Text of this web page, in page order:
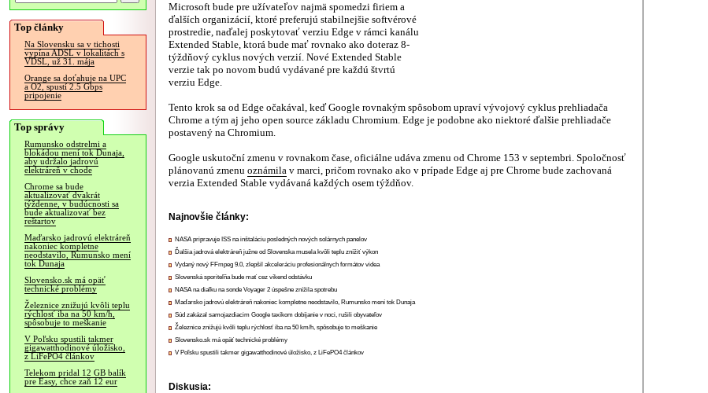
Top články
Na Slovensku sa v tichosti
vypína ADSL v lokalitách s
VDSL, už 31. mája
Orange sa doťahuje na UPC
a O2, spustí 2.5 Gbps
pripojenie
Top správy
Rumunsko odstrelmi a
blokádou mení tok Dunaja,
aby udržalo jadrovú
elektráreň v chode
Chrome sa bude
aktualizovať dvakrát
týždenne, v budúcnosti sa
bude aktualizovať bez
reštartov
Maďarsko jadrovú elektráreň
nakoniec kompletne
neodstavilo, Rumunsko mení
tok Dunaja
Slovensko.sk má opäť
technické problémy
Železnice znižujú kvôli teplu
rýchlosť iba na 50 km/h,
spôsobuje to meškanie
V Poľsku spustili takmer
gigawatthodinové úložisko,
z LiFePO4 článkov
Telekom pridal 12 GB balík
pre Easy, chce zaň 12 eur
Microsoft bude pre užívateľov najmä spomedzi firiem a
ďalších organizácií, ktoré preferujú stabilnejšie softvérové
prostredie, naďalej poskytovať verziu Edge v rámci kanálu
Extended Stable, ktorá bude mať rovnako ako doteraz 8-
týždňový cyklus nových verzií. Nové Extended Stable
verzie tak po novom budú vydávané pre každú štvrtú
verziu Edge.
Tento krok sa od Edge očakával, keď Google rovnakým spôsobom upraví vývojový cyklus prehliadača
Chrome a tým aj jeho open source základu Chromium. Edge je podobne ako niektoré ďalšie prehliadače
postavený na Chromium.
Google uskutoční zmenu v rovnakom čase, oficiálne udáva zmenu od Chrome 153 v septembri. Spoločnosť
plánovanú zmenu oznámila v marci, pričom rovnako ako v prípade Edge aj pre Chrome bude zachovaná
verzia Extended Stable vydávaná každých osem týždňov.
Najnovšie články:
NASA pripravuje ISS na inštaláciu posledných nových solárnych panelov
Ďalšia jadrová elektráreň južne od Slovenska musela kvôli teplu znížiť výkon
Vydaný nový FFmpeg 9.0, zlepšil akceleráciu profesionálnych formátov videa
Slovenská sporiteľňa bude mať cez víkend odstávku
NASA na diaľku na sonde Voyager 2 úspešne znížila spotrebu
Maďarsko jadrovú elektráreň nakoniec kompletne neodstavilo, Rumunsko mení tok Dunaja
Súd zakázal samojazdiacim Google taxíkom dobíjanie v noci, rušili obyvateľov
Železnice znižujú kvôli teplu rýchlosť iba na 50 km/h, spôsobuje to meškanie
Slovensko.sk má opäť technické problémy
V Poľsku spustili takmer gigawatthodinové úložisko, z LiFePO4 článkov
Diskusia: